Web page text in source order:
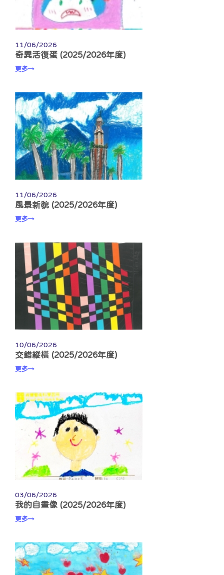
11/06/2026
奇異活復蛋 (2025/2026年度)
更多
11/06/2026
風景新貌 (2025/2026年度)
更多
10/06/2026
交錯縱橫 (2025/2026年度)
更多
03/06/2026
我的自畫像 (2025/2026年度)
更多